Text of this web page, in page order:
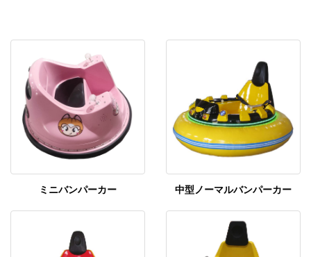
ミニバンパーカー 中型ノーマルバンパーカー